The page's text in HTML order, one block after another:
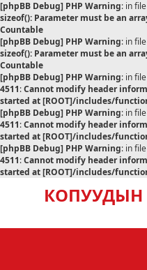
[phpBB Debug] PHP Warning: in file
sizeof(): Parameter must be an
Countable
[phpBB Debug] PHP Warning: in file
sizeof(): Parameter must be an
Countable
[phpBB Debug] PHP Warning: in file
4511:Cannot modify header
started at [ROOT]/includes/
[phpBB Debug] PHP Warning: in file
4511:Cannot modify header
started at [ROOT]/includes/
[phpBB Debug] PHP Warning: in file
4511:Cannot modify header
started at [ROOT]/includes/
КОПУУДЫН